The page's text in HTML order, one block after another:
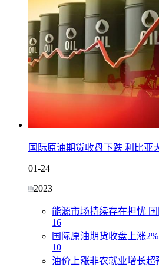
国际原油期货收盘下跌 利比亚
01-24
2023
能源市场持续存在担忧
16
国际原油期货收盘上涨
10
油价上涨非农就业增长超